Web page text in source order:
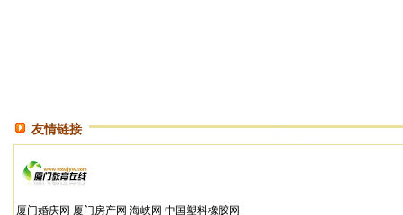
友情链接
厦门婚庆网 厦门房产网 海峡网 中国塑料橡胶网